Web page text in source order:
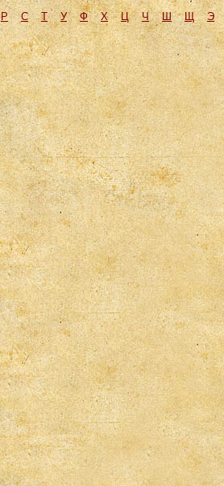
Р С Т У Ф Х Ц Ч Ш Щ Э